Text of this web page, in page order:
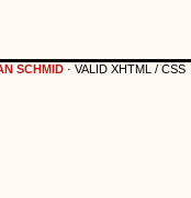
SCHMID · VALID XHTML / CSS